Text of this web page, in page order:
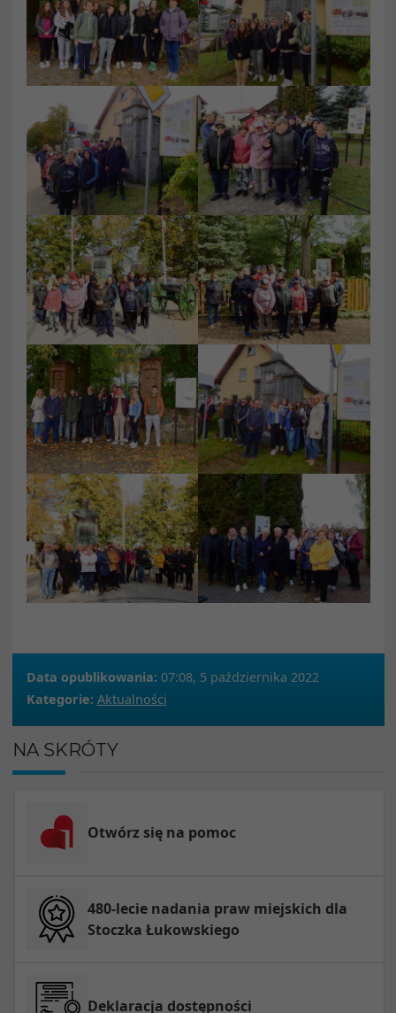
Data opublikowania: 07:08, 5 października 2022
Kategorie: Aktualności
NA SKRÓTY
Otwórz się na pomoc
480-lecie nadania praw miejskich dla
Stoczka Łukowskiego
Deklaracja dostępności